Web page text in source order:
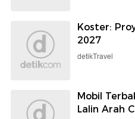
Koster:
2027
detikTravel
Mobil
Lalin Arah